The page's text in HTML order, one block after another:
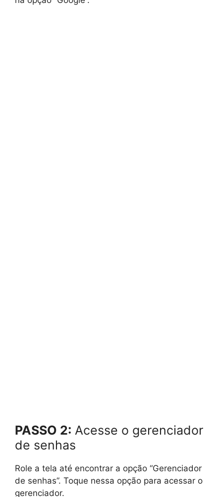
PASSO 2: Acesse o gerenciador
de senhas
Role a tela até encontrar a opção “Gerenciador
de senhas”. Toque nessa opção para acessar o
gerenciador.